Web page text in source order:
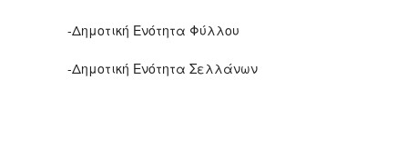
-Δημοτική Ενότητα Φύλλου
-Δημοτική Ενότητα Σελλάνων